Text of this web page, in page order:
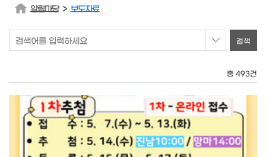
알림마당 > 보도자료
검색어를 입력하세요
총 493건